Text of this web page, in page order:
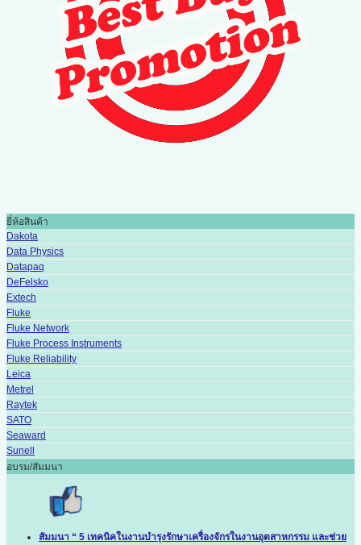
ยี่ห้อสินค้า
Dakota
Data Physics
Datapaq
DeFelsko
Extech
Fluke
Fluke Network
Fluke Process Instruments
Fluke Reliability
Leica
Metrel
Raytek
SATO
Seaward
Sunell
อบรม/สัมมนา
สัมมนา “ 5 เทคนิคในงานบำรุงรักษาเครื่องจักรในงานอุตสาหกรรม และช่วย